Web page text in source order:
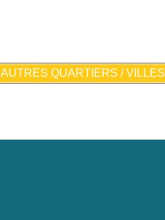
AUTRES QUARTIERS / VILLES